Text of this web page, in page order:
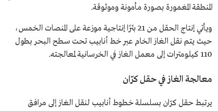
المنطقة المغمورة بصورة مأمونة وموثوقة.
ويأتي إنتاج الحقل من 21 بئرًا إنتاجية موزعة على المنصات الخمس،
حيث يتم نقل الغاز الخام عبر خط أنابيب تحت سطح البحر بطول
110 كيلومترات إلى معمل الغاز في الخرسانية لمعالجته.
معالجة الغاز في حقل كرّان
يرتبط حقل كرّان بسلسلة خطوط أنابيب لنقل الغاز إلى مرافق